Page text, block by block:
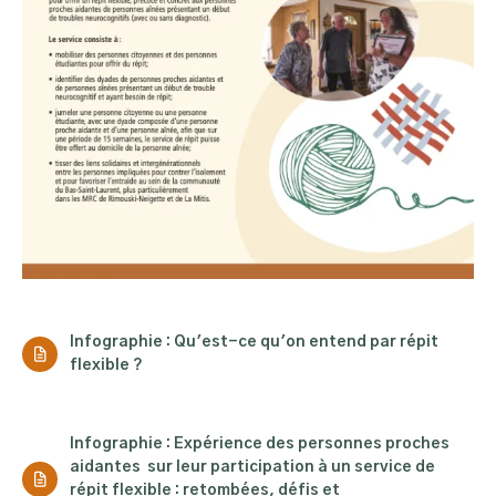
Infographie : Qu'est-ce qu'on entend par répit
flexible ?
Infographie : Expérience des personnes proches
aidantes sur leur participation à un service de
répit flexible : retombées, défis et